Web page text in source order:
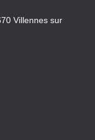
Villennes sur